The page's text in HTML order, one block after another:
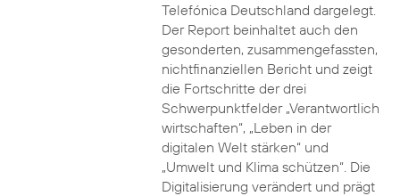
Telefónica Deutschland dargelegt.
Der Report beinhaltet auch den
gesonderten, zusammengefassten,
nichtfinanziellen Bericht und zeigt
die Fortschritte der drei
Schwerpunktfelder „Verantwortlich
wirtschaften“, „Leben in der
digitalen Welt stärken“ und
„Umwelt und Klima schützen“. Die
Digitalisierung verändert und prägt